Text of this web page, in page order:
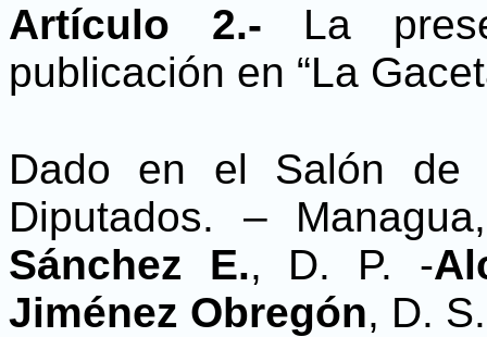
Artículo 2.- La
publicación en “La
Dado en el Salón de
Diputados. –
Sánchez E., D. P. -
Jiménez Obregón, D. S.